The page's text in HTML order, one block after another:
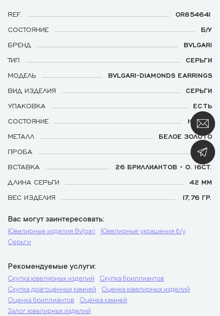
REF.
OR854641
СОСТОЯНИЕ
Б/У
БРЕНД
BVLGARI
ТИП
СЕРЬГИ
МОДЕЛЬ
BVLGARI-DIAMONDS EARRINGS
ВИД ИЗДЕЛИЯ
СЕРЬГИ
УПАКОВКА
ЕСТЬ
СОСТОЯНИЕ
НОВЫЕ
МЕТАЛЛ
БЕЛОЕ ЗОЛОТО
ПРОБА
750
ВСТАВКА
26 БРИЛЛИАНТОВ - 0.16CT.
ДЛИНА СЕРЬГИ
42 ММ
ВЕС ИЗДЕЛИЯ
17,76 ГР.
Вас могут заинтересовать
Ювелирные изделия Bvlgari
Ювелирные украшения б/у
Серьги
Рекомендуемые услуги
Скупка ювелирных изделий
Скупка бриллиантов
Скупка драгоценных камней
Оценка ювелирных изделий
Оценка бриллиантов
Оценка камней
Залог ювелирных изделий